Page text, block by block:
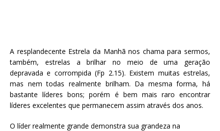
A resplandecente Estrela da Manhã nos chama para sermos,
também, estrelas a brilhar no meio de uma geração
depravada e corrompida (Fp 2.15). Existem muitas estrelas,
mas nem todas realmente brilham. Da mesma forma, há
bastante líderes bons; porém é bem mais raro encontrar
líderes excelentes que permanecem assim através dos anos.
O líder realmente grande demonstra sua grandeza na